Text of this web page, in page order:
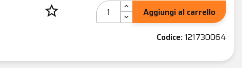
star_border
Aggiungi al carrello
Codice:121730064